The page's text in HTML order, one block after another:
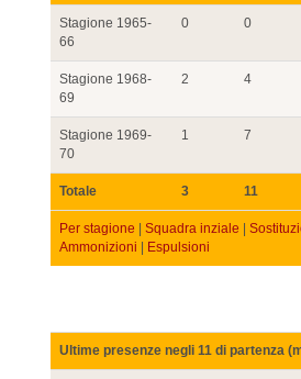
Stagione 1965-
66
0 0
Stagione 1968-
69
2 4
Stagione 1969-
70
1 7
Totale 3 11
Per stagione Squadra inziale
Ammonizioni
Espulsioni
Ultime presenze negli 11 di partenza